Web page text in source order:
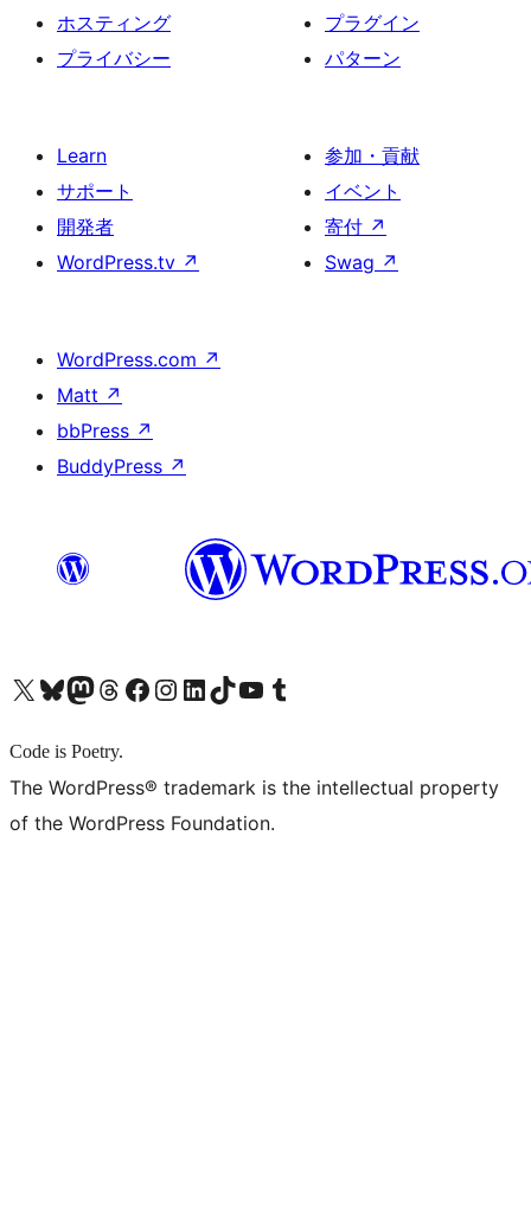
ホスティング
プライバシー
プラグイン
パターン
Learn
サポート
開発者
WordPress.tv ↗
参加・貢献
イベント
寄付 ↗
Swag ↗
WordPress.com ↗
Matt ↗
bbPress ↗
BuddyPress ↗
X (旧 Twitter) アカウントへBluesky アカウントへMastodon アカウントへThreads アカウントへ Facebook ページへInstagram アカウントへ LinkedIn アカウントへTikTok アカウントへYouTube チャンネルへ Tumblr アカウントへ
Code is Poetry.
The WordPress® trademark is the intellectual property
of the WordPress Foundation.